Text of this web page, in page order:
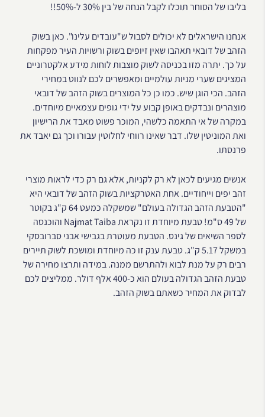
בליבו של הסוחר תוכלו לקבל הנחה של בין 30% ל-50%!!
אנחנו הישראלים לא יכולים לסבול ש"עובדים עלינו". כאן בשוק
הזהב של דובאי תאהבו שאין זיופים בשוק ורשויות העיר מפקחות
על כך. יתרה מזו בכניסה לשוק מוצבות לוחות מידע אלקטרוניים
המציגים שערי מניות עולמיים ומאפשרים לכם לנווט במחירי
הזהב. הכי הוגן שיש. כמו כן כל המוצרים בשוק הזהב של דובאי
מוצהרים ונבדקים באופן קבוע על ידי גופים עצמאיים מיוחדים.
במקרה של אי התאמה כלשהי, המוכר פשוט מאבד את הרישיון
ואת המוניטין שלו. דבר שאינו רווחי לחלוטין עבורו וכך גם יאבד את
פרנסתו.
אנשים מגיעים לכאן לא רק לקניות, אלא גם רק כדי לראות מוצרי
זהב יפים וייחודיים. אחת האטרקציות בשוק הזהב של דובאי היא
"הטבעת הזהב הגדולה בעולם" שמשקלה כמעט 64 ק"ג בקוטר
של 49 ס"מ! טבעת מיוחדת זו נקראת Najmat Taiba והוכנסה
לספר השיאים של גינס. הטבעת מעוטרת בגבישי אבני סברובסקי
במשקל 5.17 ק"ג. טבעת ענק זו כה מיוחדת ומושכת לשוק תיירים
רבים רק על מנת לבוא ולהתרשם ממנה. במידה ותרצו מחירה של
טבעת הזהב הגדולה בעולם הוא כ-400 אלף דולר. ממליצים לכם
לבדוק את המחיר כשאתם בשוק הזהב.